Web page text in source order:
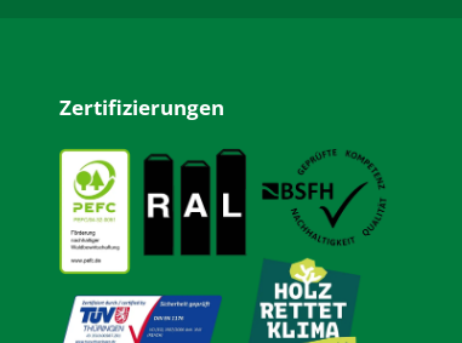
Zertifizierungen